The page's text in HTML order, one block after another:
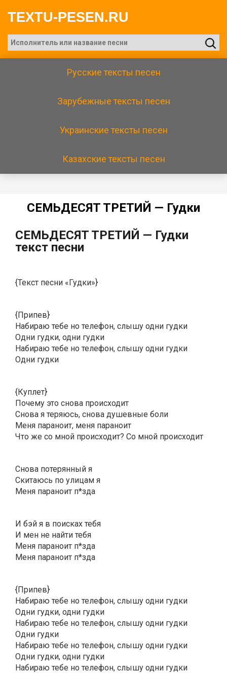
TEXTU-PESEN.RU
Русские тексты песен
Зарубежные тексты песен
Украинские тексты песен
Казахские тексты песен
CEMЬДECЯT TPETИЙ — Гудки
CEMЬДECЯT TPETИЙ — Гудки
текст песни
{Текст песни «Гудки»}
{Припев}
Набираю тебе но телефон, слышу одни гудки
Одни гудки, одни гудки
Набираю тебе но телефон, слышу одни гудки
Одни гудки
{Куплет}
Почему это снова происходит
Снова я теряюсь, снова душевные боли
Меня параноит, меня параноит
Что же со мной происходит? Со мной происходит
Снова потерянный я
Скитаюсь по улицам я
Меня параноит п*зда
И бэй я в поисках тебя
И мен не найти тебя
Меня параноит п*зда
Меня параноит п*зда
{Припев}
Набираю тебе но телефон, слышу одни гудки
Одни гудки, одни гудки
Набираю тебе но телефон, слышу одни гудки
Одни гудки
Набираю тебе но телефон, слышу одни гудки
Одни гудки, одни гудки
Набираю тебе но телефон, слышу одни гудки